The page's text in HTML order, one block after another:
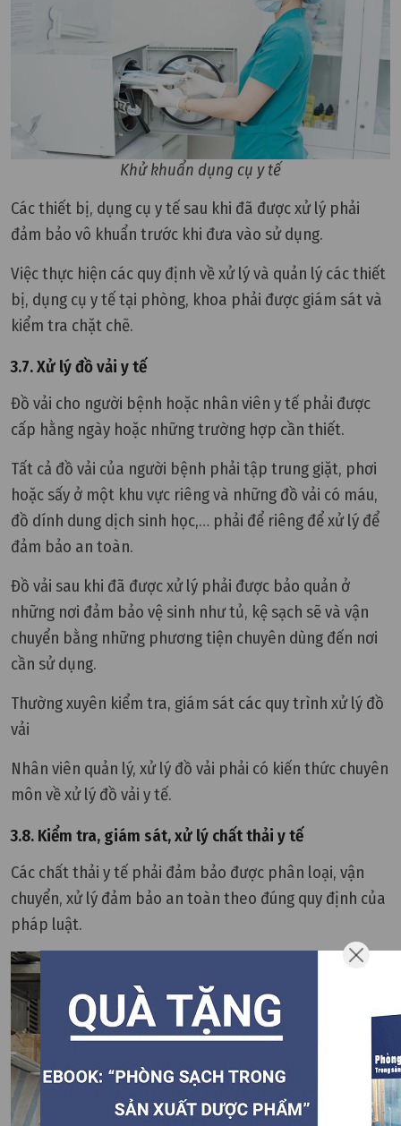
Khử khuẩn dụng cụ y tế
Các thiết bị, dụng cụ y tế sau khi đã được xử lý phải
đảm bảo vô khuẩn trước khi đưa vào sử dụng.
Việc thực hiện các quy định về xử lý và quản lý các thiết
bị, dụng cụ y tế tại phòng, khoa phải được giám sát và
kiểm tra chặt chẽ.
3.7. Xử lý đồ vải y tế
Đồ vải cho người bệnh hoặc nhân viên y tế phải được
cấp hằng ngày hoặc những trường hợp cần thiết.
Tất cả đồ vải của người bệnh phải tập trung giặt, phơi
hoặc sấy ở một khu vực riêng và những đồ vải có máu,
đồ dính dung dịch sinh học,… phải để riêng để xử lý để
đảm bảo an toàn.
Đồ vải sau khi đã được xử lý phải được bảo quản ở
những nơi đảm bảo vệ sinh như tủ, kệ sạch sẽ và vận
chuyển bằng những phương tiện chuyên dùng đến nơi
cần sử dụng.
Thường xuyên kiểm tra, giám sát các quy trình xử lý đồ
vải
Nhân viên quản lý, xử lý đồ vải phải có kiến thức chuyên
môn về xử lý đồ vải y tế.
3.8. Kiểm tra, giám sát, xử lý chất thải y tế
Các chất thải y tế phải đảm bảo được phân loại, vận
chuyển, xử lý đảm bảo an toàn theo đúng quy định của
pháp luật.